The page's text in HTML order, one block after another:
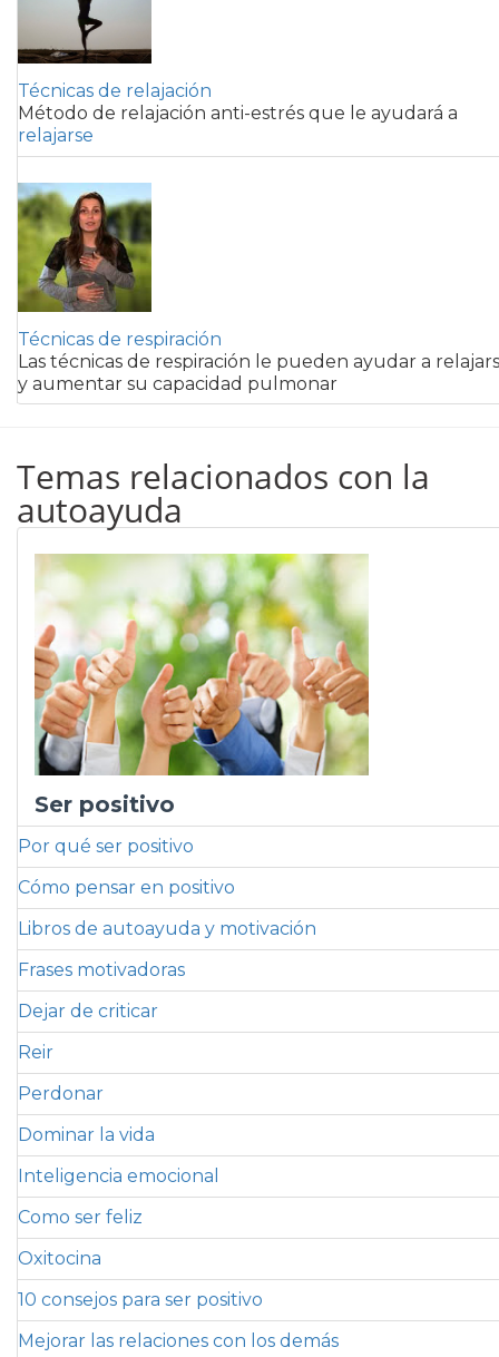
Técnicas de relajación
Método de relajación anti-estrés que le ayudará a
relajarse
Técnicas de respiración
Las técnicas de respiración le pueden ayudar a
y aumentar su capacidad pulmonar
Temas relacionados con la
autoayuda
Ser positivo
Por qué ser positivo
Cómo pensar en positivo
Libros de autoayuda y motivación
Frases motivadoras
Dejar de criticar
Reir
Perdonar
Dominar la vida
Inteligencia emocional
Como ser feliz
Oxitocina
10 consejos para ser positivo
Mejorar las relaciones con los demás